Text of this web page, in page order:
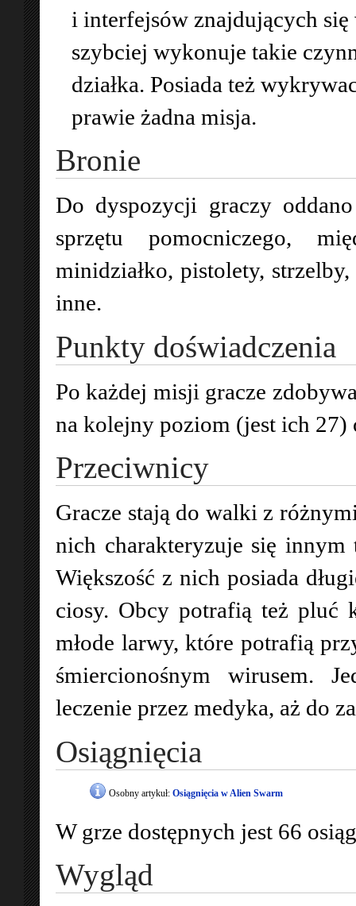
i interfejsów znajdujących
szybciej wykonuje takie
działka. Posiada też
prawie żadna misja.
Bronie
Do dyspozycji graczy
sprzętu pomocniczego,
minidziałko, pistolety,
inne.
Punkty doświadczenia
Po każdej misji gracze
na kolejny poziom (jest ich
Przeciwnicy
Gracze stają do walki z
nich charakteryzuje się
Większość z nich posiada
ciosy. Obcy potrafią też pluć
młode larwy, które potrafią
śmiercionośnym wirusem.
leczenie przez medyka, aż do
Osiągnięcia
Osobny artykuł: Osiągnięcia w Alien Swarm
W grze dostępnych jest 66
Wygląd